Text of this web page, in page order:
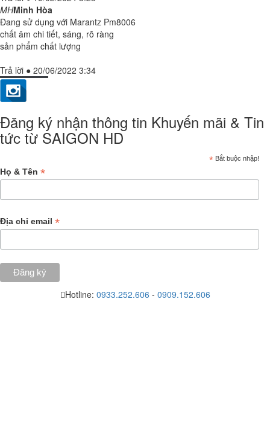
MHMinh Hòa
Đang sử dụng với Marantz Pm8006
chất âm chi tiết, sáng, rõ ràng
sản phẩm chất lượng
Trả lời ● 20/06/2022 3:34
Đăng ký nhận thông tin Khuyến mãi & Tin
tức từ SAIGON HD
* Bắt buộc nhập!
Họ & Tên *
Địa chỉ email *
Hotline: 0933.252.606 - 0909.152.606